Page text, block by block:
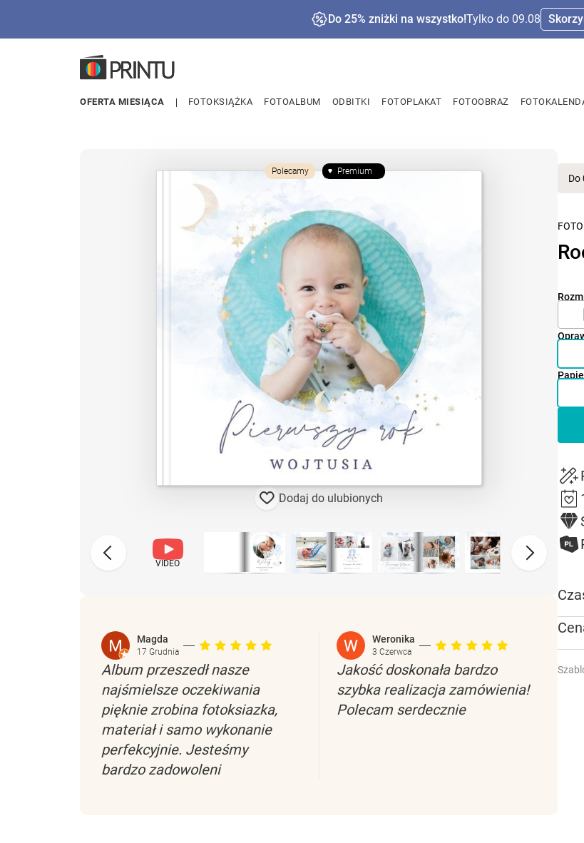
Do 25% zniżki na wszystko!Tylko do 09.08
OFERTA MIESIĄCA FOTOKSIĄŻKA FOTOALBUM ODBITKI FOTOPLAKAT FOTOOBRAZ
Polecamy Premium
Dodaj do ulubionych
VIDEO
Magda
17 Grudnia
Album przeszedł nasze
najśmielsze oczekiwania
pięknie zrobina fotoksiazka,
materiał i samo wykonanie
perfekcyjnie. Jesteśmy
bardzo zadowoleni
Weronika
3 Czerwca
Jakość doskonała bardzo
szybka realizacja zamówienia!
Polecam serdecznie
Do